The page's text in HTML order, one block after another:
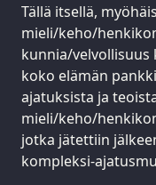
Tällä itsellä,
mieli/keho/
kunnia/velvollisuus
koko elämän
ajatuksista ja
mieli/keho/
jotka jätettiin
kompleksi-